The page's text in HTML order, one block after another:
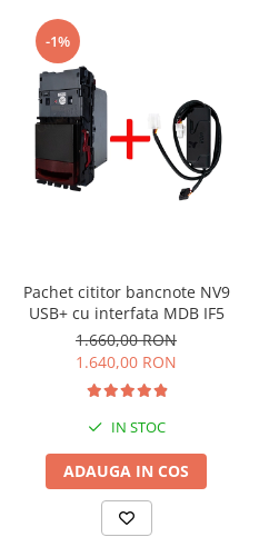
-1%
Pachet cititor bancnote NV9
USB+ cu interfata MDB IF5
1.660,00 RON
1.640,00 RON
IN STOC
ADAUGA IN COS